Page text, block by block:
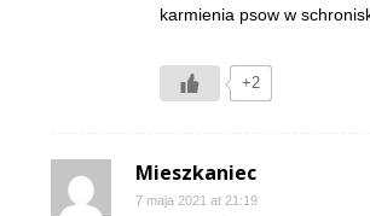
karmienia psow w
+2
Mieszkaniec
7 maja 2021 at 21:19